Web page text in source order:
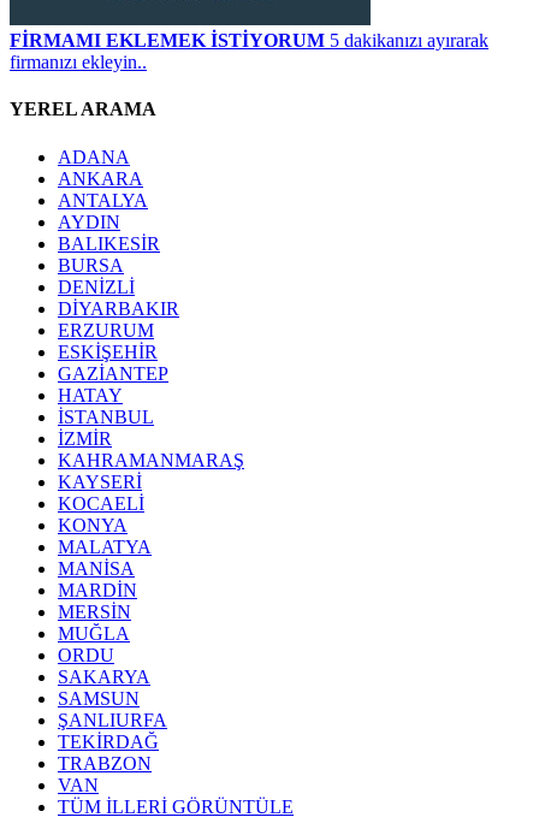
FİRMAMI EKLEMEK İSTİYORUM 5 dakikanızı ayırarak
firmanızı ekleyin..
YEREL ARAMA
ADANA
ANKARA
ANTALYA
AYDIN
BALIKESİR
BURSA
DENİZLİ
DİYARBAKIR
ERZURUM
ESKİŞEHİR
GAZİANTEP
HATAY
İSTANBUL
İZMİR
KAHRAMANMARAŞ
KAYSERİ
KOCAELİ
KONYA
MALATYA
MANİSA
MARDİN
MERSİN
MUĞLA
ORDU
SAKARYA
SAMSUN
ŞANLIURFA
TEKİRDAĞ
TRABZON
VAN
TÜM İLLERİ GÖRÜNTÜLE